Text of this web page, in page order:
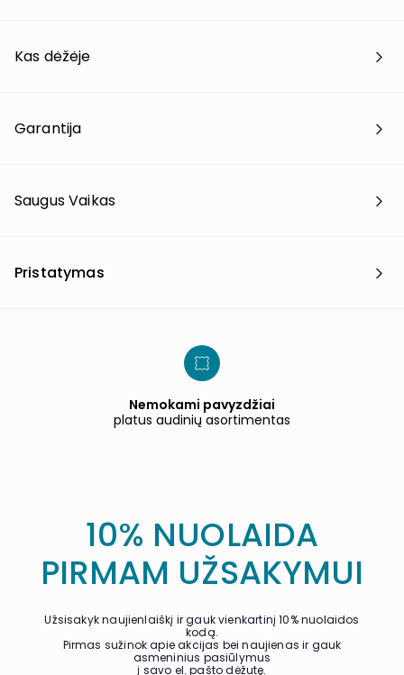
Kas dėžėje
Garantija
Saugus Vaikas
Pristatymas
Nemokami pavyzdžiai
platus audinių asortimentas
10% NUOLAIDA
PIRMAM UŽSAKYMUI
Užsisakyk naujienlaiškį ir gauk vienkartinį 10% nuolaidos
kodą.
Pirmas sužinok apie akcijas bei naujienas ir gauk
asmeninius pasiūlymus
į savo el. pašto dėžutę.